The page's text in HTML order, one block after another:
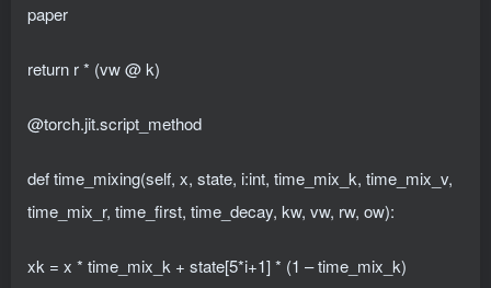
paper
return r * (vw @ k)
@torch.jit.script_method
def time_mixing(self, x, state, i:int, time_mix_k, time_mix_v,
time_mix_r, time_first, time_decay, kw, vw, rw, ow):
xk = x * time_mix_k + state[5*i+1] * (1 – time_mix_k)